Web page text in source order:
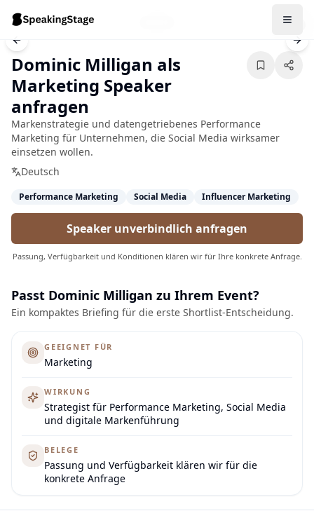
Previous slide
1/
Dominic Milligan als
Marketing Speaker
anfragen
Markenstrategie und datengetriebenes Performance
Marketing für Unternehmen, die Social Media wirksamer
einsetzen wollen.
Deutsch
Performance Marketing Social Media Influencer Marketing
Speaker unverbindlich anfragen
Passung, Verfügbarkeit und Konditionen klären wir für Ihre konkrete Anfrage.
Passt Dominic Milligan zu Ihrem Event?
Ein kompaktes Briefing für die erste Shortlist-Entscheidung.
GEEIGNET FÜR
Marketing
WIRKUNG
Strategist für Performance Marketing, Social Media
und digitale Markenführung
BELEGE
Passung und Verfügbarkeit klären wir für die
konkrete Anfrage